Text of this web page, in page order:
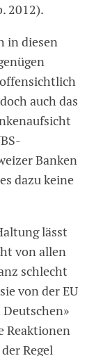
2012).
in diesen
auch das
Banken
dazu keine
lässt
von allen
schlecht
von der EU
Reaktionen
Regel